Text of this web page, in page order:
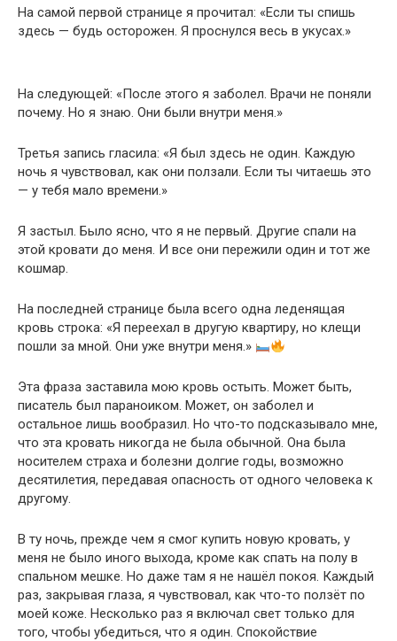
На самой первой странице я прочитал: «Если ты спишь
здесь — будь осторожен. Я проснулся весь в укусах.»
На следующей: «После этого я заболел. Врачи не поняли
почему. Но я знаю. Они были внутри меня.»
Третья запись гласила: «Я был здесь не один. Каждую
ночь я чувствовал, как они ползали. Если ты читаешь это
— у тебя мало времени.»
Я застыл. Было ясно, что я не первый. Другие спали на
этой кровати до меня. И все они пережили один и тот же
кошмар.
На последней странице была всего одна леденящая
кровь строка: «Я переехал в другую квартиру, но клещи
пошли за мной. Они уже внутри меня.»
Эта фраза заставила мою кровь остыть. Может быть,
писатель был параноиком. Может, он заболел и
остальное лишь вообразил. Но что-то подсказывало мне,
что эта кровать никогда не была обычной. Она была
носителем страха и болезни долгие годы, возможно
десятилетия, передавая опасность от одного человека к
другому.
В ту ночь, прежде чем я смог купить новую кровать, у
меня не было иного выхода, кроме как спать на полу в
спальном мешке. Но даже там я не нашёл покоя. Каждый
раз, закрывая глаза, я чувствовал, как что-то ползёт по
моей коже. Несколько раз я включал свет только для
того, чтобы убедиться, что я один. Спокойствие